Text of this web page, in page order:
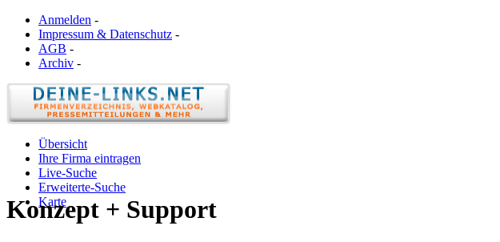
Anmelden -
Impressum & Datenschutz -
AGB -
Archiv -
Übersicht
Ihre Firma eintragen
Live-Suche
Erweiterte-Suche
Karte
Konzept + Support